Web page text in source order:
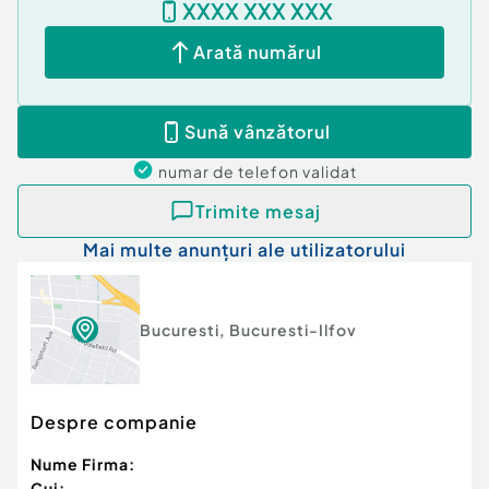
Număr Băi:1
Posibilitate parcare: Nu
XXXX XXX XXX
Arată numărul
Sună vânzătorul
numar de telefon validat
Trimite mesaj
Mai multe anunțuri ale utilizatorului
Bucuresti, Bucuresti-Ilfov
Despre companie
Nume Firma: